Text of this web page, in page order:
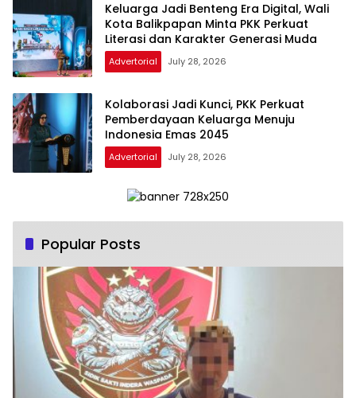
Keluarga Jadi Benteng Era Digital, Wali
Kota Balikpapan Minta PKK Perkuat
Literasi dan Karakter Generasi Muda
Advertorial July 28, 2026
Kolaborasi Jadi Kunci, PKK Perkuat
Pemberdayaan Keluarga Menuju
Indonesia Emas 2045
Advertorial July 28, 2026
Popular Posts